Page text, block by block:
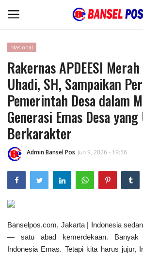
Home
Kode Etik Jurnalistik
Pedoman Media Siber
Budaya
Wisata
Kontak
Kecamatan
Nasional
Rakernas APDEESI
Uhadi, SH, Sampaikan
Pemerintah Desa dalam
Generasi Emas Desa
Berkarakter
Admin Bansel Pos Jun 9, 2026 - 19:56
Banselpos.com, Jakarta | Indonesia
— satu abad kemerdekaan. Banyak
Indonesia Emas. Tetapi kita harus jujur,